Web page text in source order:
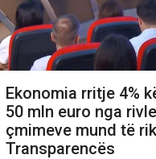
Ekonomia rritje 4%
50 mln euro nga
çmimeve mund të
Transparencës